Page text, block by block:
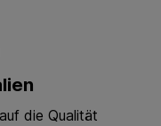
die Qualität